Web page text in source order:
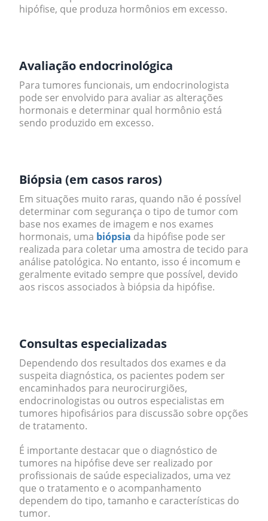
hipófise, que produza hormônios em excesso.
Avaliação endocrinológica
Para tumores funcionais, um endocrinologista
pode ser envolvido para avaliar as alterações
hormonais e determinar qual hormônio está
sendo produzido em excesso.
Biópsia (em casos raros)
Em situações muito raras, quando não é possível
determinar com segurança o tipo de tumor com
base nos exames de imagem e nos exames
hormonais, uma biópsia da hipófise pode ser
realizada para coletar uma amostra de tecido para
análise patológica. No entanto, isso é incomum e
geralmente evitado sempre que possível, devido
aos riscos associados à biópsia da hipófise.
Consultas especializadas
Dependendo dos resultados dos exames e da
suspeita diagnóstica, os pacientes podem ser
encaminhados para neurocirurgiões,
endocrinologistas ou outros especialistas em
tumores hipofisários para discussão sobre opções
de tratamento.
É importante destacar que o diagnóstico de
tumores na hipófise deve ser realizado por
profissionais de saúde especializados, uma vez
que o tratamento e o acompanhamento
dependem do tipo, tamanho e características do
tumor.